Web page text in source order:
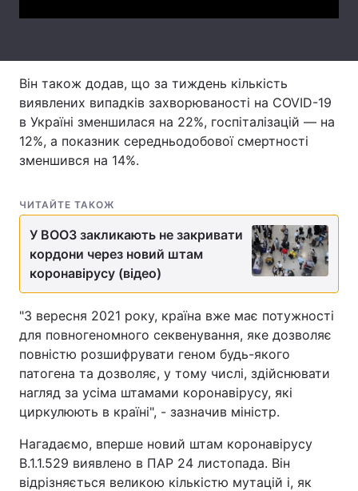
Тема оформлення
Він також додав, що за тиждень кількість
виявлених випадків захворюваності на COVID-19
в Україні зменшилася на 22%, госпіталізацій — на
12%, а показник середньодобової смертності
зменшився на 14%.
ЧИТАЙТЕ ТАКОЖ
У ВООЗ закликають не закривати
кордони через новий штам
коронавірусу (відео)
"З вересня 2021 року, країна вже має потужності
для повногеномного секвенування, яке дозволяє
повністю розшифрувати геном будь-якого
патогена та дозволяє, у тому числі, здійснювати
нагляд за усіма штамами коронавірусу, які
циркулюють в країні", - зазначив міністр.
Нагадаємо, вперше новий штам коронавірусу
B.1.1.529 виявлено в ПАР 24 листопада. Він
відрізняється великою кількістю мутацій і, як